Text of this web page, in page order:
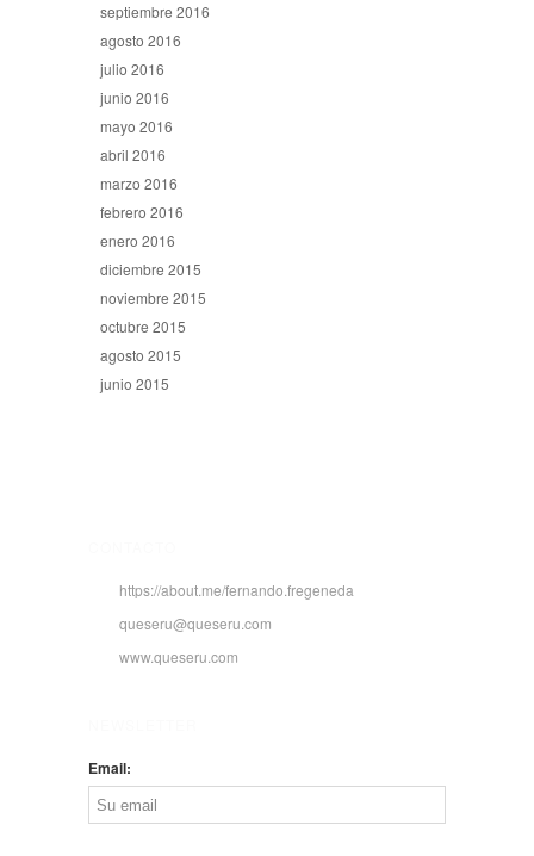
septiembre 2016
agosto 2016
julio 2016
junio 2016
mayo 2016
abril 2016
marzo 2016
febrero 2016
enero 2016
diciembre 2015
noviembre 2015
octubre 2015
agosto 2015
junio 2015
https://about.me/fernando.fregeneda
queseru@queseru.com
www.queseru.com
Email: